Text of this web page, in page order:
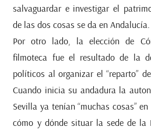
salvaguardar e investigar el
de las dos cosas se da en Andalucía.
Por otro lado, la elección de
filmoteca fue el resultado de la
políticos al organizar el “reparto”
Cuando inicia su andadura la
Sevilla ya tenían “muchas cosas”
cómo y dónde situar la sede de la